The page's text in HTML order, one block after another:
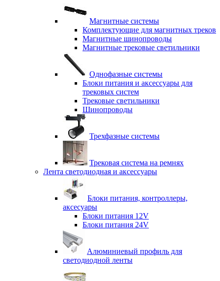
Магнитные системы
Комплектующие для магнитных треков
Магнитные шинопроводы
Магнитные трековые светильники
Однофазные системы
Блоки питания и аксессуары для
трековых систем
Трековые светильники
Шинопроводы
Трехфазные системы
Трековая система на ремнях
Лента светодиодная и аксессуары
Блоки питания, контроллеры,
аксесуары
Блоки питания 12V
Блоки питания 24V
Алюминиевый профиль для
светодиодной ленты